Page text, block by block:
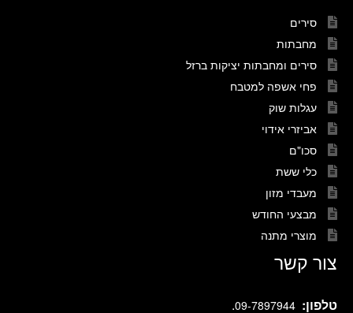
סירים
מחבתות
סירים ומחבתות יציקות ברזל
פחי אשפה למטבח
עגלות שוק
אביזרי אידוי
סכו"ם
כלי ששת
מעבדי מזון
מבצעי החודש
מוצרי מתנה
צור קשר
טלפון: 09-7897944
.